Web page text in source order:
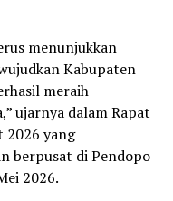
menunjukkan
Kabupaten
meraih
ujarnya dalam Rapat
2026 yang
berpusat di Pendopo
2026.